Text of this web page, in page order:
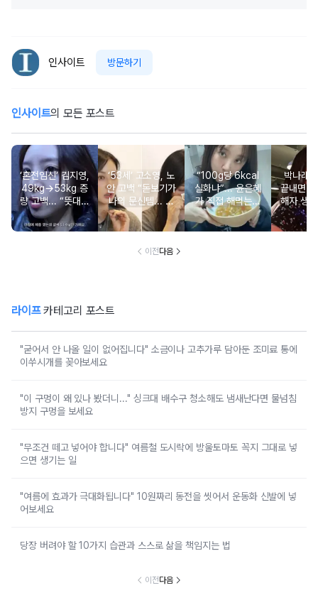
인사이트 방문하기
인사이트의 모든 포스트
‘혼전임신’ 김지영,
49kg→53kg 증
량 고백... “뜻대로
안돼”
‘53세’ 고소영, 노
안 고백 “돋보기가
나의 문신템... 받
아들이기로 했다”
“100g당 6kcal
실화냐”... 윤은혜
가 직접 해먹는다
는 ‘저칼로리 건강
밥’ 레시피, 난리
박나래
끝내면
해자 생
이전다음
라이프카테고리 포스트
"굳어서 안 나올 일이 없어집니다" 소금이나 고추가루 담아둔 조미료 통에
이쑤시개를 꽂아보세요
"이 구멍이 왜 있나 봤더니..." 싱크대 배수구 청소해도 냄새난다면 물넘침
방지 구멍을 보세요
"무조건 떼고 넣어야 합니다" 여름철 도시락에 방울토마토 꼭지 그대로 넣
으면 생기는 일
"여름에 효과가 극대화됩니다" 10원짜리 동전을 씻어서 운동화 신발에 넣
어보세요
당장 버려야 할 10가지 습관과 스스로 삶을 책임지는 법
이전다음